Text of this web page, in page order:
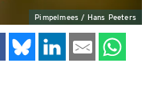
Pimpelmees / Hans Peeters